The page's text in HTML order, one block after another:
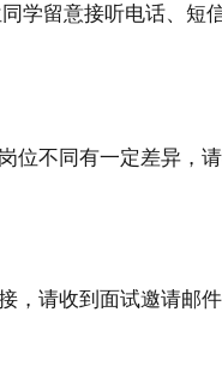
学留意接听电话、短
位不同有一定差异，
请收到面试邀请邮